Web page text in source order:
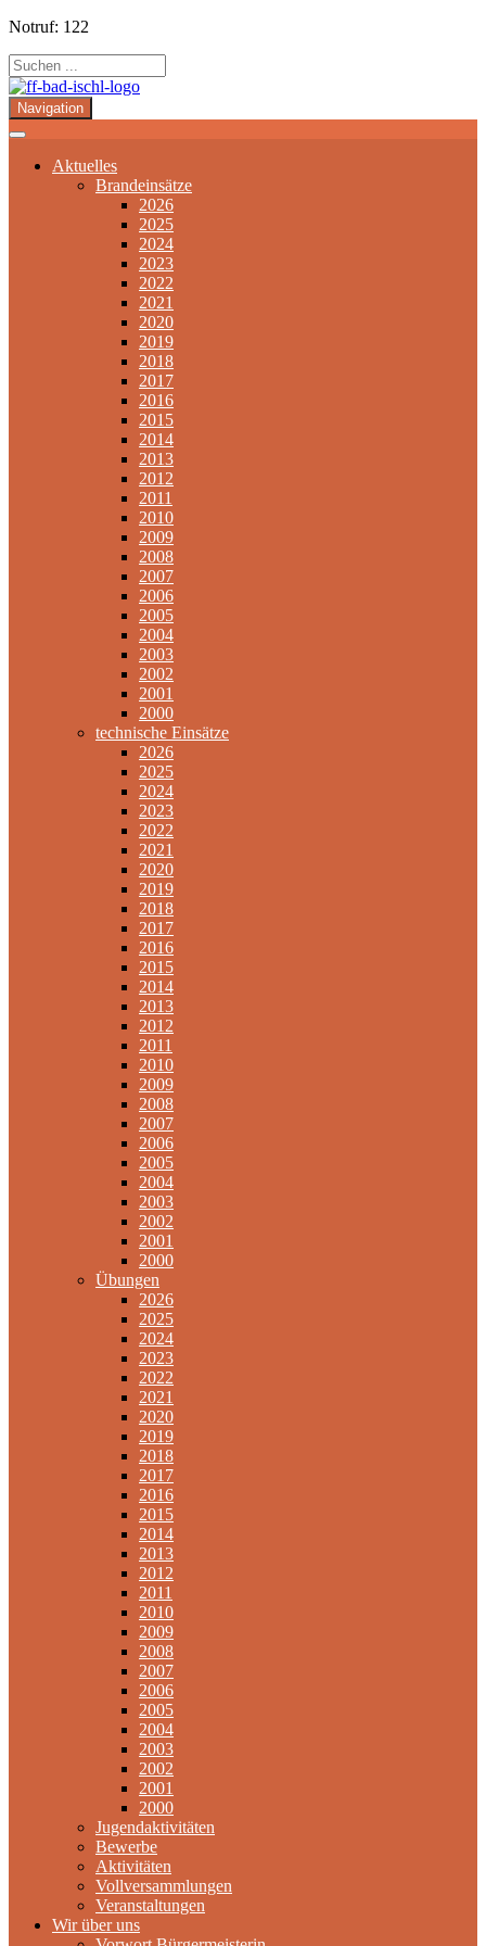
Notruf: 122
Navigation
Aktuelles
Brandeinsätze
2026
2025
2024
2023
2022
2021
2020
2019
2018
2017
2016
2015
2014
2013
2012
2011
2010
2009
2008
2007
2006
2005
2004
2003
2002
2001
2000
technische Einsätze
2026
2025
2024
2023
2022
2021
2020
2019
2018
2017
2016
2015
2014
2013
2012
2011
2010
2009
2008
2007
2006
2005
2004
2003
2002
2001
2000
Übungen
2026
2025
2024
2023
2022
2021
2020
2019
2018
2017
2016
2015
2014
2013
2012
2011
2010
2009
2008
2007
2006
2005
2004
2003
2002
2001
2000
Jugendaktivitäten
Bewerbe
Aktivitäten
Vollversammlungen
Veranstaltungen
Wir über uns